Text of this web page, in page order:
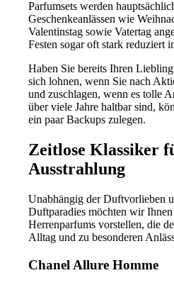
Parfumsets werden
Geschenkeanlässen wie
Valentinstag sowie Vatertag
Festen sogar oft stark reduziert
Haben Sie bereits Ihren
sich lohnen, wenn Sie nach
und zuschlagen, wenn es tolle
über viele Jahre haltbar sind,
ein paar Backups zulegen.
Zeitlose Klassiker
Ausstrahlung
Unabhängig der Duftvorlieben
Duftparadies möchten wir
Herrenparfums vorstellen, die
Alltag und zu besonderen
Chanel Allure Homme